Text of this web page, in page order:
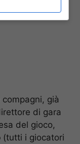
già
di gara
del gioco,
(tutti i giocatori